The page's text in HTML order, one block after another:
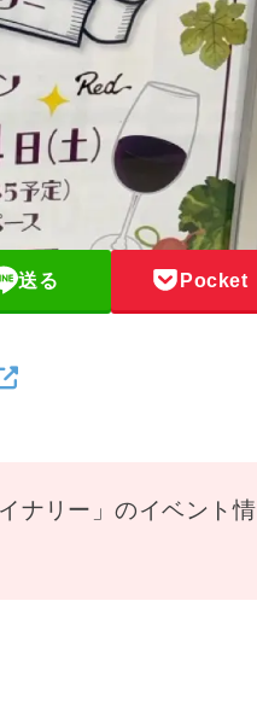
送る Pocket
ナリー」のイベント情